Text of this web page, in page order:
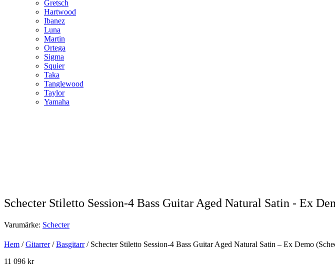
Gretsch
Hartwood
Ibanez
Luna
Martin
Ortega
Sigma
Squier
Taka
Tanglewood
Taylor
Yamaha
Schecter Stiletto Session-4 Bass Guitar Aged Natural Satin - Ex
Varumärke: Schecter
Hem /Gitarrer/Basgitarr/ Schecter Stiletto Session-4 Bass Guitar Aged Natural Satin – Ex Demo
11 096 kr